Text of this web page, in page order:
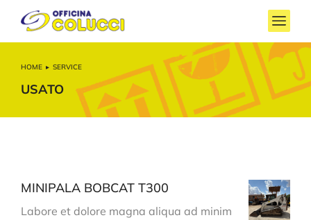
Tu sei qui:
HOME SERVICE
USATO
MINIPALA BOBCAT T300
Labore et dolore magna aliqua ad minim